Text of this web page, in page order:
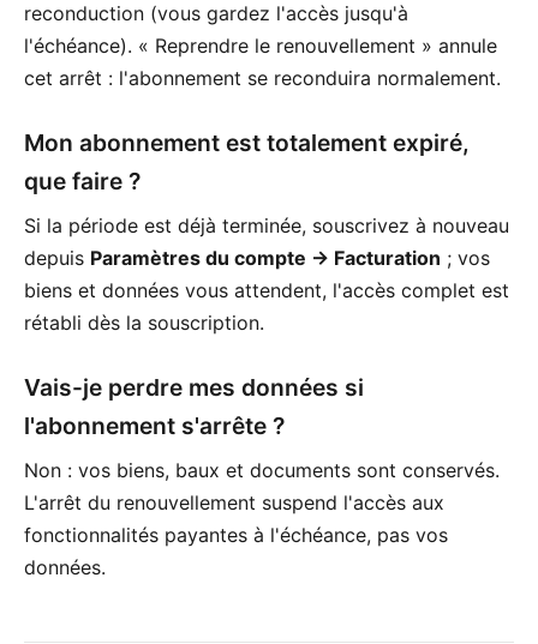
reconduction (vous gardez l'accès jusqu'à
l'échéance). « Reprendre le renouvellement » annule
cet arrêt : l'abonnement se reconduira normalement.
Mon abonnement est totalement expiré,
que faire ?
Si la période est déjà terminée, souscrivez à nouveau
depuis Paramètres du compte → Facturation ; vos
biens et données vous attendent, l'accès complet est
rétabli dès la souscription.
Vais-je perdre mes données si
l'abonnement s'arrête ?
Non : vos biens, baux et documents sont conservés.
L'arrêt du renouvellement suspend l'accès aux
fonctionnalités payantes à l'échéance, pas vos
données.